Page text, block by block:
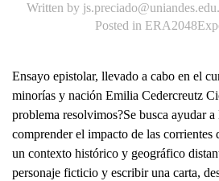
Written by
Posted in
Ensayo epistolar, llevado a cabo en el
minorías y nación Emilia Cedercreutz
problema resolvimos?Se busca ayudar a
comprender el impacto de las
un contexto histórico y geográfico
personaje ficticio y escribir una carta,